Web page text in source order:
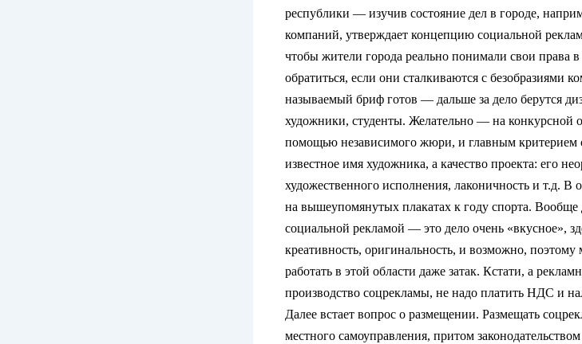
республики — изучив состояние дел в городе,
компаний, утверждает концепцию социальной
чтобы жители города реально понимали свои права в
обратиться, если они сталкиваются с безобразиями
называемый бриф готов — дальше за дело берутся
художники, студенты. Желательно — на конкурсной
помощью независимого жюри, и главным критерием
известное имя художника, а качество проекта: его
художественного исполнения, лаконичность и т.д.
на вышеупомянутых плакатах к году спорта. Вообще
социальной рекламой — это дело очень «вкусное»,
креативность, оригинальность, и возможно,
работать в этой области даже затак. Кстати, а
производство соцрекламы, не надо платить НДС и
Далее встает вопрос о размещении. Размещать
местного самоуправления, притом